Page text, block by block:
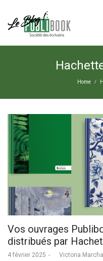
Home /
Vos ouvrages
distribués par
Posted
4 février 2025 byVictoria